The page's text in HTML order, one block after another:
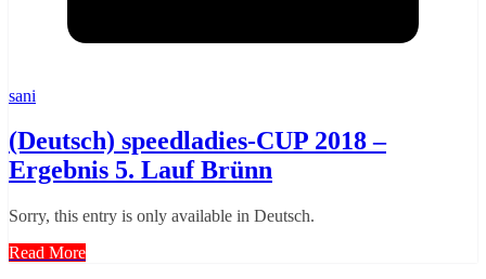
sani
(Deutsch) speedladies-CUP 2018 –
Ergebnis 5. Lauf Brünn
Sorry, this entry is only available in Deutsch.
Read More